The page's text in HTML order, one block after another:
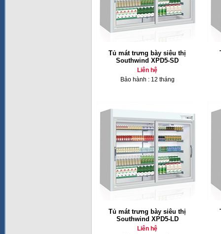
Tủ mát trưng bày siêu thị
Southwind XPD5-SD
Liên hệ
Bảo hành : 12 tháng
Tủ mát trưng bày siêu thị
Southwind XPD5-LD
Liên hệ